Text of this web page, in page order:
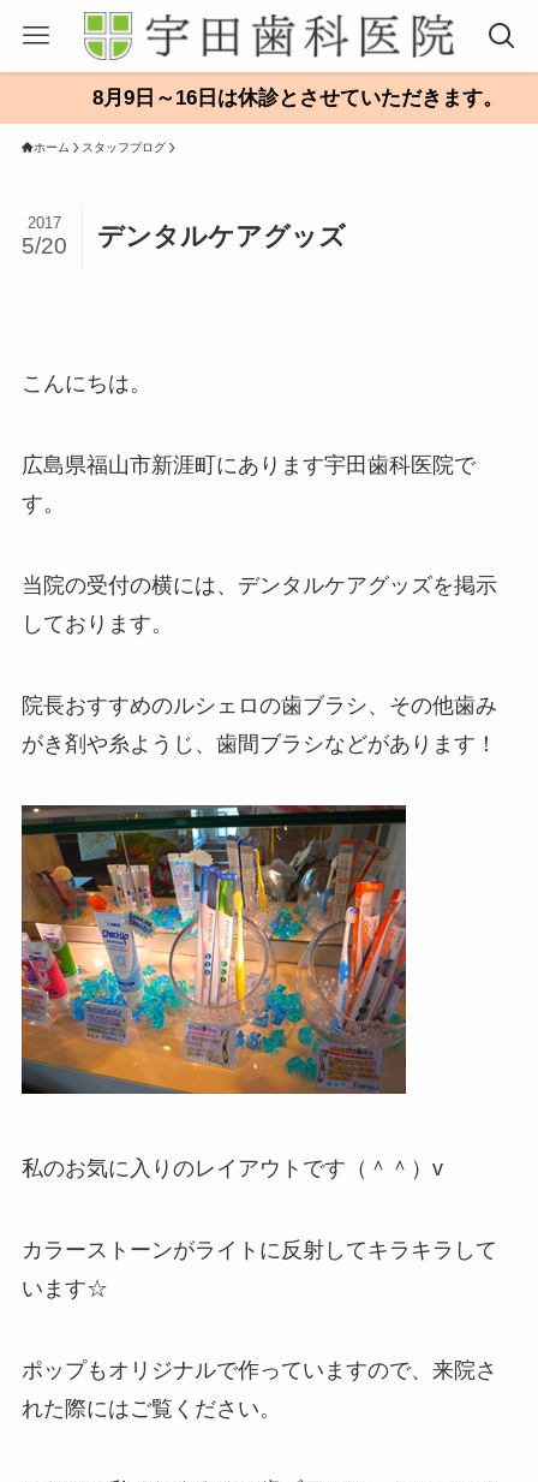
8月9日～16日は休診とさせていただきます。
ホーム スタッフブログ
デンタルケアグッズ
2017
5/20
こんにちは。
広島県福山市新涯町にあります宇田歯科医院で
す。
当院の受付の横には、デンタルケアグッズを掲示
しております。
院長おすすめのルシェロの歯ブラシ、その他歯み
がき剤や糸ようじ、歯間ブラシなどがあります！
私のお気に入りのレイアウトです（＾＾）v
カラーストーンがライトに反射してキラキラして
います☆
ポップもオリジナルで作っていますので、来院さ
れた際にはご覧ください。